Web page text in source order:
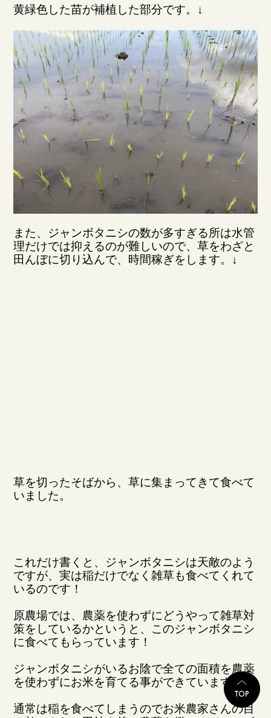
黄緑色した苗が補植した部分です。↓
また、ジャンボタニシの数が多すぎる所は水管
理だけでは抑えるのが難しいので、草をわざと
田んぼに切り込んで、時間稼ぎをします。↓
草を切ったそばから、草に集まってきて食べて
いました。
これだけ書くと、ジャンボタニシは天敵のよう
ですが、実は稲だけでなく雑草も食べてくれて
いるのです！
原農場では、農薬を使わずにどうやって雑草対
策をしているかというと、このジャンボタニシ
に食べてもらっています！
ジャンボタニシがいるお陰で全ての面積を農薬
を使わずにお米を育てる事ができています！
通常は稲を食べてしまうのでお米農家さんの目